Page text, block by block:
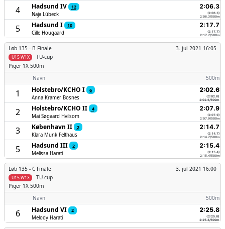
4 Hadsund IV
12
Naja Lübeck
2:06.3
(2:06.3)
2:06.3/500m
5 Hadsund I
10
Cille Hougaard
2:17.7
(2:17.7)
2:17.7/500m
Løb 135 - B Finale
TU-cup
3. jul 2021 16:05
U15 W1X
Piger 1X 500m
Navn
500m
1 Holstebro/­KCHO I
6
Anna Kramer Bosnes
2:02.6
(2:02.6)
2:02.6/500m
2 Holstebro/­KCHO II
4
Mai Søgaard Hvilsom
2:07.9
(2:07.9)
2:07.9/500m
3 København II
2
Klara Munk Felthaus
2:14.7
(2:14.7)
2:14.7/500m
5 Hadsund III
2
Melissa Harati
2:15.4
(2:15.4)
2:15.4/500m
Løb 135 - C Finale
TU-cup
3. jul 2021 16:00
U15 W1X
Piger 1X 500m
Navn
500m
6 Hadsund VI
2
Melody Harati
2:25.8
(2:25.8)
2:25.8/500m